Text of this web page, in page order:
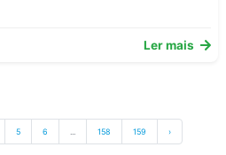
Ler mais
5 6 158 159 ›